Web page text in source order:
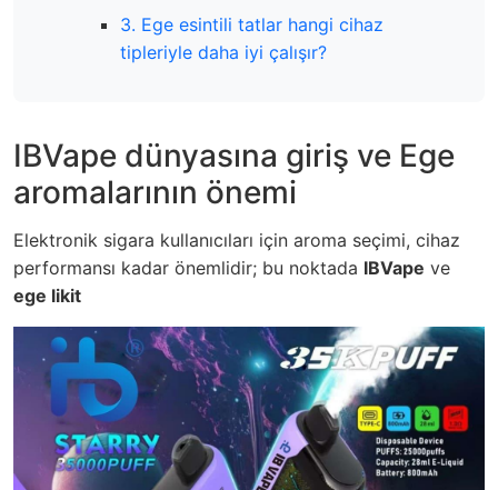
3. Ege esintili tatlar hangi cihaz
tipleriyle daha iyi çalışır?
IBVape dünyasına giriş ve Ege
aromalarının önemi
Elektronik sigara kullanıcıları için aroma seçimi, cihaz
performansı kadar önemlidir; bu noktada IBVape ve
ege likit